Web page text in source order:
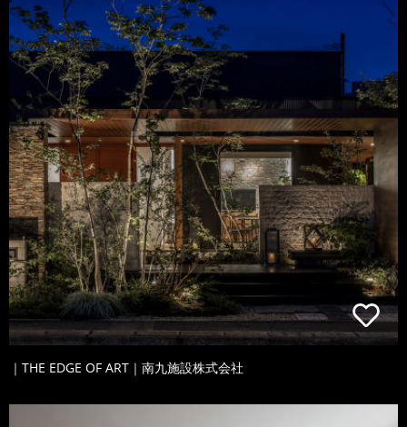
｜THE EDGE OF ART｜南九施設株式会社